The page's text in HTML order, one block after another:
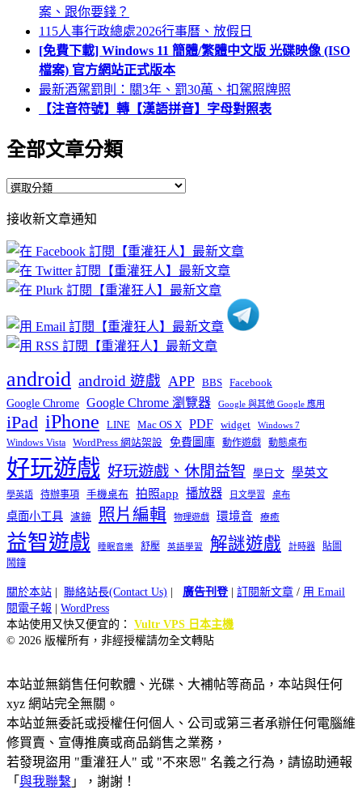
案、跟你要錢？
115人事行政總處2026行事曆、放假日
[免費下載] Windows 11 簡體/繁體中文版 光碟映像 (ISO
檔案) 官方網站正式版本
最新酒駕罰則：關3年、罰30萬、扣駕照牌照
【注音符號】轉【漢語拼音】字母對照表
全部文章分類
全
文
章
分
類
接收新文章通知
android android 遊戲 APP BBS Facebook
Google Chrome Google Chrome 瀏覽器 Google 與其他 Google 應用
iPad iPhone LINE Mac OS X PDF widget Windows 7
Windows Vista WordPress 網站架設 免費圖庫 動作遊戲 動態桌布
好玩遊戲 好玩遊戲、休閒益智 學日文 學英文
學英語 待辦事項 手機桌布 拍照app 播放器 日文學習 桌布
桌面小工具 濾鏡 照片編輯 物理遊戲 環境音 療癒
益智遊戲 睡眠音樂 舒壓 英語學習 解謎遊戲 計時器
貼圖
鬧鐘
關於本站 聯絡站長(Contact Us) 廣告刊登| 訂閱新文章 / 用 Email
閱電子報
WordPress
本站使用又快又便宜的： Vultr VPS 日本主機
© 2026 版權所有，非經授權請勿全文轉貼
本站並無銷售任何軟體、光碟、大補帖等商品，本站與任何
xyz 網站完全無關。
本站並無委託或授權任何個人、公司或第三者承辦任何電腦維
修買賣、宣傳推廣或商品銷售之業務，
若發現盜用 "重灌狂人" 或 "不來恩" 名義之行為，請協助通報
「 與我聯繫 」，謝謝！